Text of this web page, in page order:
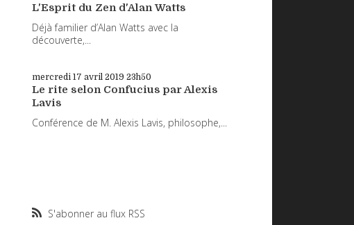
L'Esprit du Zen d'Alan Watts
Déjà familier d’Alan Watts avec la
découverte,...
mercredi 17 avril 2019 23h50
Le rite selon Confucius par Alexis
Lavis
Conférence de M. Alexis Lavis, philosophe,...
S'abonner au flux RSS